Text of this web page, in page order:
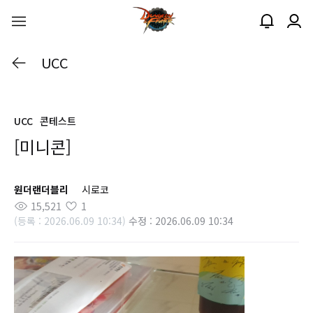
UCC
UCC 콘테스트
[미니콘]
원더랜더블리
시로코
15,521
1
(등록 : 2026.06.09 10:34) 수정 : 2026.06.09 10:34